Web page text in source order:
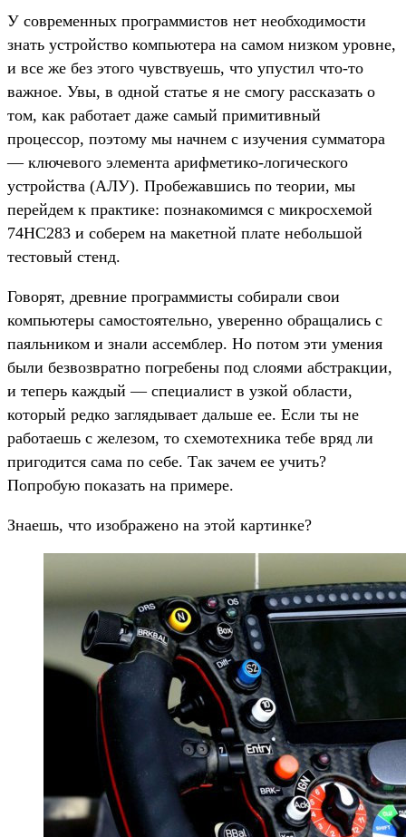
У современных программистов нет необходимости
знать устройство компьютера на самом низком уровне,
и все же без этого чувствуешь, что упустил что-то
важное. Увы, в одной статье я не смогу рассказать о
том, как работает даже самый примитивный
процессор, поэтому мы начнем с изучения сумматора
— ключевого элемента арифметико-логического
устройства (АЛУ). Пробежавшись по теории, мы
перейдем к практике: познакомимся с микросхемой
74HC283 и соберем на макетной плате небольшой
тестовый стенд.
Говорят, древние программисты собирали свои
компьютеры самостоятельно, уверенно обращались с
паяльником и знали ассемблер. Но потом эти умения
были безвозвратно погребены под слоями абстракции,
и теперь каждый — специалист в узкой области,
который редко заглядывает дальше ее. Если ты не
работаешь с железом, то схемотехника тебе вряд ли
пригодится сама по себе. Так зачем ее учить?
Попробую показать на примере.
Знаешь, что изображено на этой картинке?